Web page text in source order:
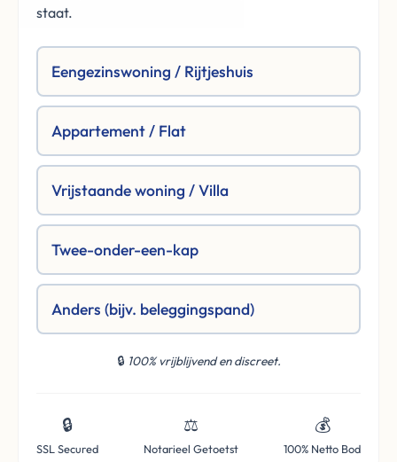
staat.
Eengezinswoning / Rijtjeshuis
Appartement / Flat
Vrijstaande woning / Villa
Twee-onder-een-kap
Anders (bijv. beleggingspand)
🔒 100% vrijblijvend en discreet.
🔒
SSL Secured
⚖️
Notarieel Getoetst
💰
100% Netto Bod